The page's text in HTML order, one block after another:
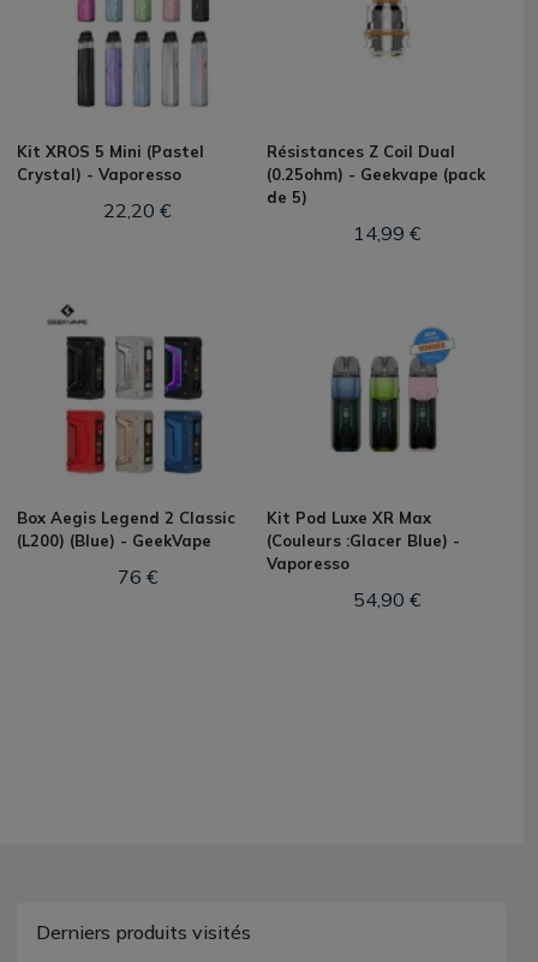
Kit XROS 5 Mini (Pastel
Crystal) - Vaporesso
22,20 €
Résistances Z Coil Dual
(0.25ohm) - Geekvape (pack
de 5)
14,99 €
Box Aegis Legend 2 Classic
(L200) (Blue) - GeekVape
76 €
Kit Pod Luxe XR Max
(Couleurs :Glacer Blue) -
Vaporesso
54,90 €
Derniers produits visités